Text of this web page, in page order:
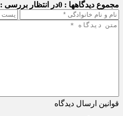
مجموع دیدگاهها : 0 در انتظار بررسی : 0
قوانین ارسال دیدگاه